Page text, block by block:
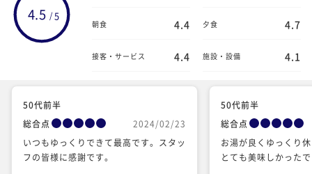
4.5 / 5
朝食 4.4 夕食 4.7
接客・サービス 4.4 施設・設備 4.1
50代前半
総合点
2024/02/23
いつもゆっくりできて最高です。スタッ
フの皆様に感謝です。
50代前半
総合点
お湯が良くゆっくり
とても美味しかった